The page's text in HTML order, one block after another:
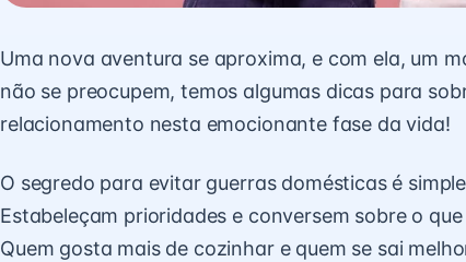
Uma nova aventura se aproxima, e com ela, um
não se preocupem, temos algumas dicas para
relacionamento nesta emocionante fase da vida!
O segredo para evitar guerras domésticas é
Estabeleçam prioridades e conversem sobre o
Quem gosta mais de cozinhar e quem se sai